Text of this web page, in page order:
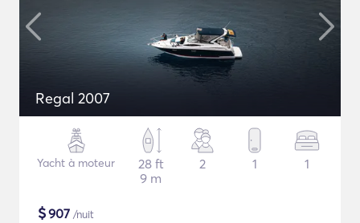
Regal 2007
Yacht à moteur
28 ft
9 m
2 1 1
$907 /nuit